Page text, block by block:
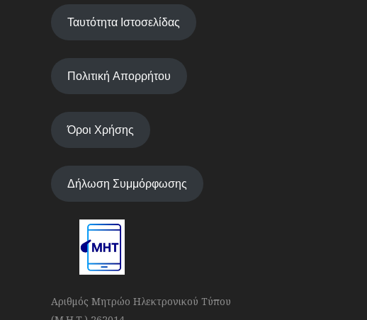
Ταυτότητα Ιστοσελίδας
Πολιτική Απορρήτου
Όροι Χρήσης
Δήλωση Συμμόρφωσης
Αριθμός Μητρώο Ηλεκτρονικού Τύπου